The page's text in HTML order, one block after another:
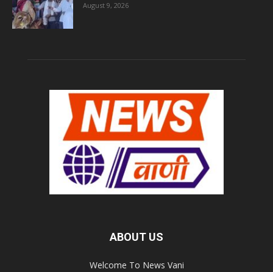
August 9, 2026
ABOUT US
Welcome To News Vani